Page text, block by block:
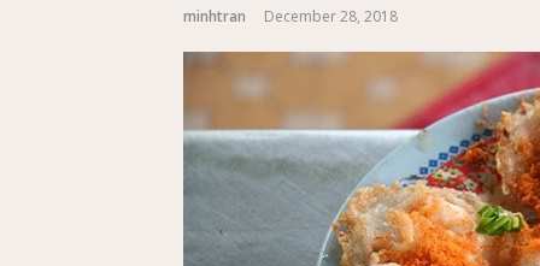
minhtran December 28, 2018